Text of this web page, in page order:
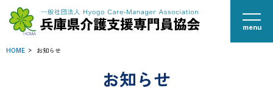
menu
HOME お知らせ
お知らせ